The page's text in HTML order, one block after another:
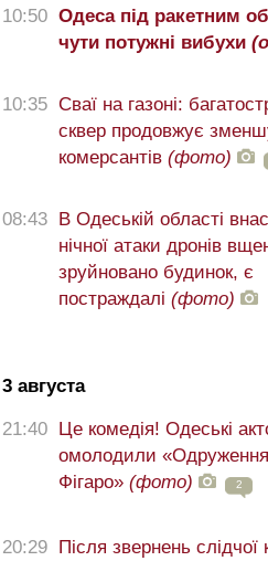
10:50 Одеса під ракетним
чути потужні вибухи
10:35 Сваї на газоні:
сквер продовжує
комерсантів (фото)
08:43 В Одеській області
нічної атаки дронів
зруйновано будинок, є
постраждалі (фото)
3 августа
21:40 Це комедія! Одеські
омолодили «Одруження
Фігаро» (фото) 2
20:29 Після звернень слідчої